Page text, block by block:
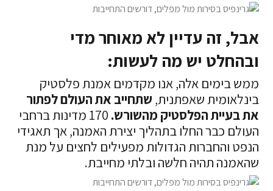
אבל, זה עדיין לא מאוחר מדי
ובהחלט יש מה לעשות:
ממש בימים אלה, אנו מקדמים אמנת פלסטיק
בינלאומית שאפתנית, שתחייב את העולם לפתור
את בעיית הפלסטיק מהשורש.
170 מדינות ברחבי
העולם כבר החלו בתהליך יצירת האמנה, אך תאגידי
הנפט והחברות הגדולות מפעילים לחצים על מנת
שהאמנה תהיה חלשה ובלתי מחייבת.